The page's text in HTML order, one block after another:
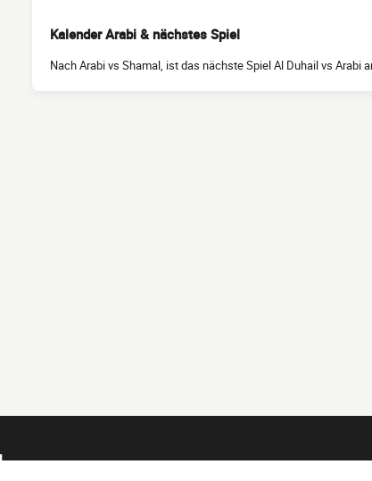
Kalender Arabi & nächstes Spiel
Nach Arabi vs Shamal, ist das nächste Spiel Al Duhail vs Arabi